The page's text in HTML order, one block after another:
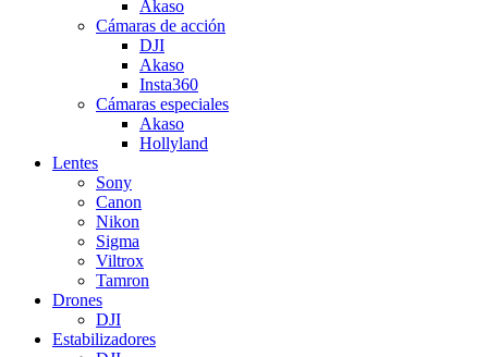
Akaso
Cámaras de acción
DJI
Akaso
Insta360
Cámaras especiales
Akaso
Hollyland
Lentes
Sony
Canon
Nikon
Sigma
Viltrox
Tamron
Drones
DJI
Estabilizadores